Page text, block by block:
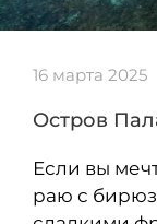
16 марта 2025
Остров
Если вы
раю с